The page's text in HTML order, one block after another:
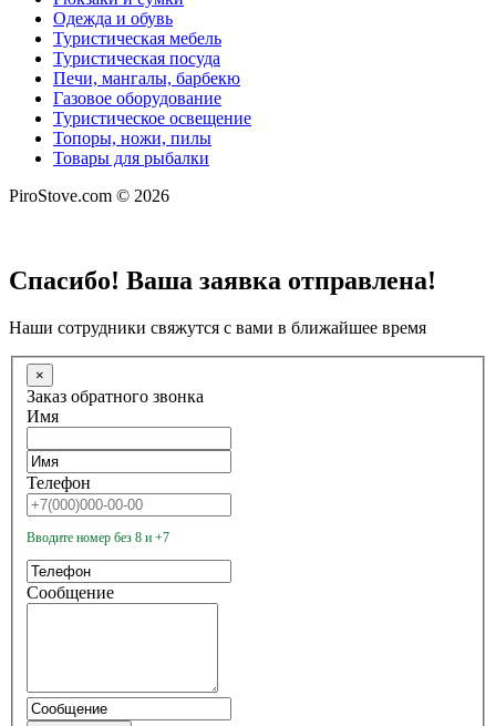
Одежда и обувь
Туристическая мебель
Туристическая посуда
Печи, мангалы, барбекю
Газовое оборудование
Туристическое освещение
Топоры, ножи, пилы
Товары для рыбалки
PiroStove.com © 2026
Спасибо! Ваша заявка отправлена!
Наши сотрудники свяжутся с вами в ближайшее время
×
Заказ обратного звонка
Имя
Телефон
Вводите номер без 8 и +7
Сообщение